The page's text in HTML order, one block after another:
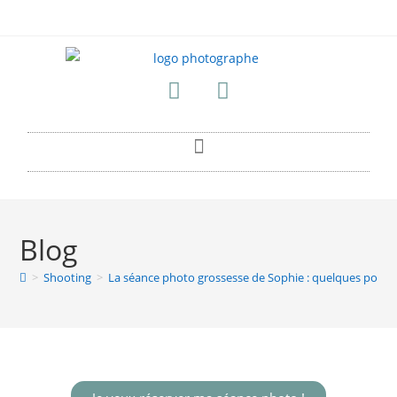
Blog
> Shooting > La séance photo grossesse de Sophie : quelques